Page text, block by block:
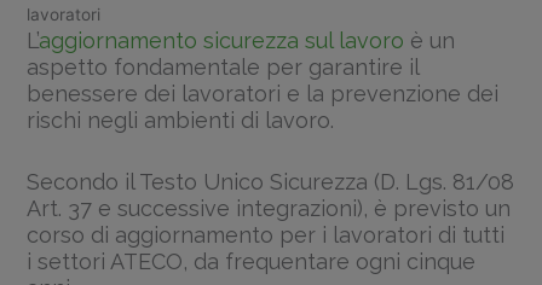
lavoratori
L’aggiornamento sicurezza sul lavoro è un
aspetto fondamentale per garantire il
benessere dei lavoratori e la prevenzione dei
rischi negli ambienti di lavoro.
Secondo il Testo Unico Sicurezza (D. Lgs. 81/08
Art. 37 e successive integrazioni), è previsto un
corso di aggiornamento per i lavoratori di tutti
i settori ATECO, da frequentare ogni cinque